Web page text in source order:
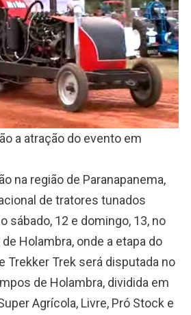
a atração do evento em
na região de Paranapanema,
de tratores tunados
sábado, 12 e domingo, 13, no
Holambra, onde a etapa do
Trekker Trek será disputada no
de Holambra, dividida em
Agrícola, Livre, Pró Stock e